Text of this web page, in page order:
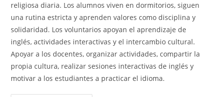
religiosa diaria. Los alumnos viven en dormitorios, siguen
una rutina estricta y aprenden valores como disciplina y
solidaridad. Los voluntarios apoyan el aprendizaje de
inglés, actividades interactivas y el intercambio cultural.
Apoyar a los docentes, organizar actividades, compartir la
propia cultura, realizar sesiones interactivas de inglés y
motivar a los estudiantes a practicar el idioma.